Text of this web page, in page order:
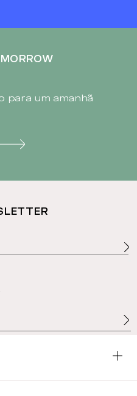
para um amanhã